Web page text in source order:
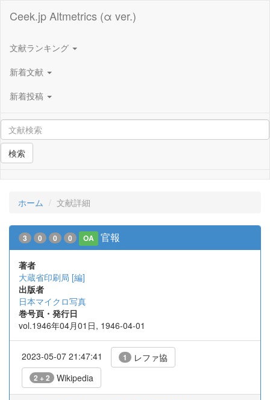
Ceek.jp Altmetrics (α ver.)
文献ランキング
新着文献
新着投稿
検索
ホーム 文献詳細
3 0 0 0 OA 官報
著者
大蔵省印刷局 [編]
出版者
日本マイクロ写真
巻号頁・発行日
vol.1946年04月01日, 1946-04-01
2023-05-07 21:47:41 1 レファ協
2 + 2 Wikipedia